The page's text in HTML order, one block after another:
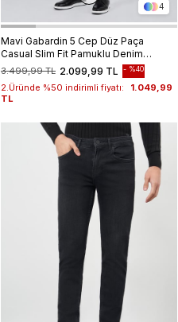
4
Mavi Gabardin 5 Cep Düz Paça
Casual Slim Fit Pamuklu Denim
Pantolon 1023250150
2.099,99 TL
3.499,99 TL %40
2.Üründe %50 indirimli fiyatı:
1.049,99
TL